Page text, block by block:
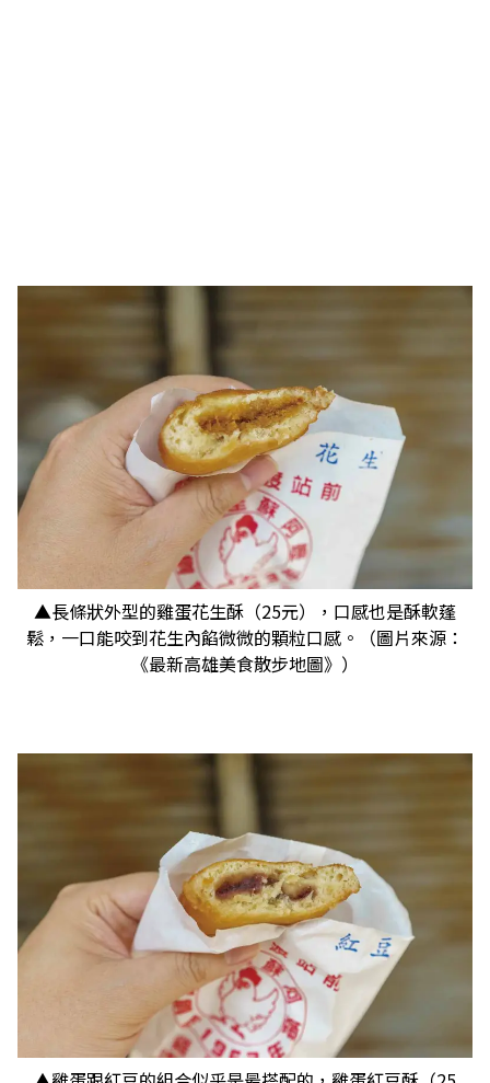
▲長條狀外型的雞蛋花生酥（25元），口感也是酥軟蓬
鬆，一口能咬到花生內餡微微的顆粒口感。（圖片來源：
《最新高雄美食散步地圖》）